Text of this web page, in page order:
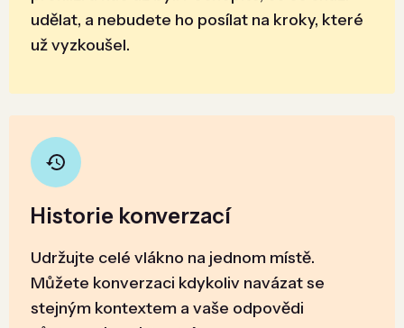
udělat, a nebudete ho posílat na kroky, které
už vyzkoušel.
Historie konverzací
Udržujte celé vlákno na jednom místě.
Můžete konverzaci kdykoliv navázat se
stejným kontextem a vaše odpovědi